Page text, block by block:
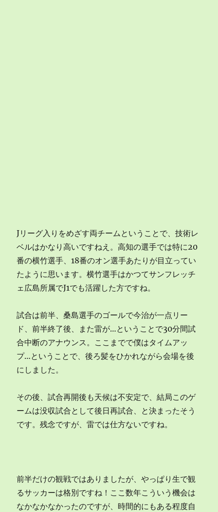
Jリーグ入りをめざす両チームということで、技術レ
ベルはかなり高いですねえ。高知の選手では特に20
番の横竹選手、18番のオン選手あたりが目立ってい
たように思います。横竹選手はかつてサンフレッチ
ェ広島所属でJ1でも活躍した方ですね。
試合は前半、桑島選手のゴールで今治が一点リー
ド、前半終了後、また雷が…ということで30分間試
合中断のアナウンス。ここまでで僕はタイムアッ
プ…ということで、後ろ髪をひかれながら会場を後
にしました。
その後、試合再開後も天候は不安定で、結局このゲ
ームは没収試合として後日再試合、と決まったそう
です。残念ですが、雷では仕方ないですね。
前半だけの観戦ではありましたが、やっぱり生で観
るサッカーは格別ですね！ここ数年こういう機会は
なかなかなかったのですが、時間的にもある程度自